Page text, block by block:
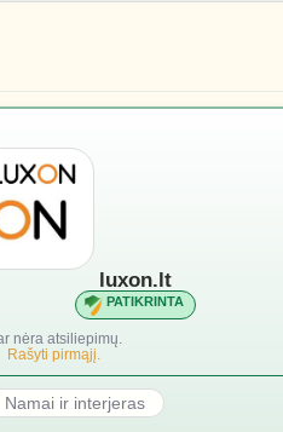
luxon.lt
PATIKRINTA
nėra atsiliepimų.
Rašyti pirmąjį.
Namai ir interjeras